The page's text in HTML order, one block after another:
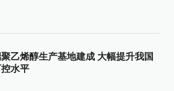
乙烯醇生产基地建成 大幅提升我国
水平